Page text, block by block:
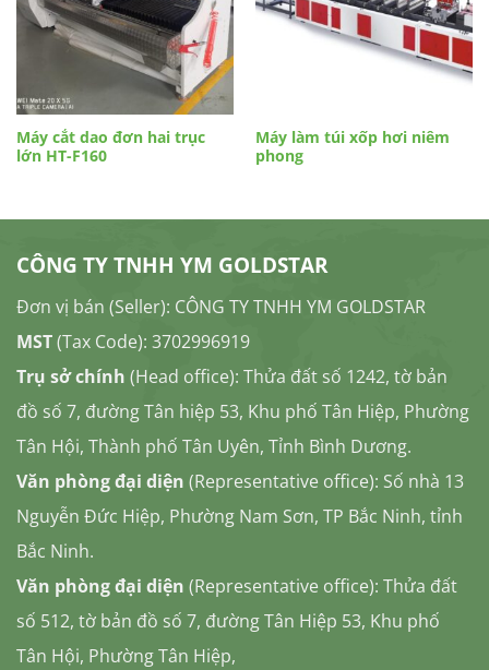
Máy cắt dao đơn hai trục
lớn HT-F160
Máy làm túi xốp hơi niêm
phong
CÔNG TY TNHH YM GOLDSTAR
Đơn vị bán (Seller): CÔNG TY TNHH YM GOLDSTAR
MST(Tax Code): 3702996919
Trụ sở chính (Head office): Thửa đất số 1242, tờ bản
đồ số 7, đường Tân hiệp 53, Khu phố Tân Hiệp, Phường
Tân Hội, Thành phố Tân Uyên, Tỉnh Bình Dương.
Văn phòng đại diện (Representative office): Số nhà 13
Nguyễn Đức Hiệp, Phường Nam Sơn, TP Bắc Ninh, tỉnh
Bắc Ninh.
Văn phòng đại diện (Representative office): Thửa đất
số 512, tờ bản đồ số 7, đường Tân Hiệp 53, Khu phố
Tân Hội, Phường Tân Hiệp,